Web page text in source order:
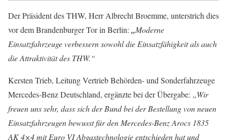
Der Präsident des THW, Herr Albrecht Broemme, unterstrich dies
vor dem Brandenburger Tor in Berlin: „Moderne
Einsatzfahrzeuge verbessern sowohl die Einsatzfähigkeit als auch
die Attraktivität des THW.“
Kersten Trieb, Leitung Vertrieb Behörden- und Sonderfahrzeuge
Mercedes-Benz Deutschland, ergänzte bei der Übergabe: „Wir
freuen uns sehr, dass sich der Bund bei der Bestellung von neuen
Einsatzfahrzeugen bewusst für den Mercedes-Benz Arocs 1835
AK 4×4 mit Euro VI Abgastechnologie entschieden hat und